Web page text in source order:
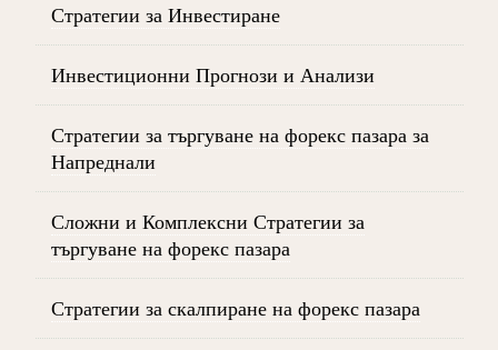
Стратегии за Инвестиране
Инвестиционни Прогнози и Анализи
Стратегии за търгуване на форекс пазара за
Напреднали
Сложни и Комплексни Стратегии за
търгуване на форекс пазара
Стратегии за скалпиране на форекс пазара